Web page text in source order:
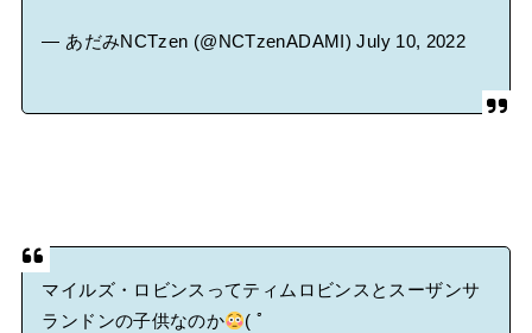
— あだみNCTzen (@NCTzenADAMI)July 10, 2022
マイルズ・ロビンスってティムロビンスとスーザンサ
ランドンの子供なのか
( ﾟ